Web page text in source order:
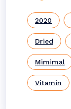
2020
Dried
Mimimal
Vitamin